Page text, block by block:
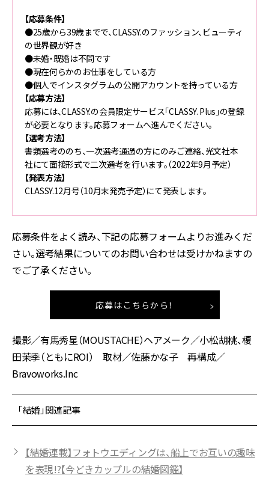
【応募条件】
●25歳から39歳までで、CLASSY.のファッション、ビューティ
の世界観が好き
●未婚・既婚は不問です
●現在何らかのお仕事をしている方
●個人でインスタグラムの公開アカウントを持っている方
【応募方法】
応募には、CLASSY.の会員限定サービス「CLASSY. Plus」の登録
が必要となります。応募フォームへ進んでください。
【選考方法】
書類選考ののち、一次選考通過の方にのみご連絡、光文社本
社にて面接形式で二次選考を行います。（2022年9月予定）
【発表方法】
CLASSY.12月号（10月末発売予定）にて発表します。
応募条件をよく読み、下記の応募フォームよりお進みくだ
さい。選考結果についてのお問い合わせは受けかねますの
でご了承ください。
応募はこちらから！
撮影／有馬秀星（MOUSTACHE）ヘアメーク／小松胡桃、榎
田茉季（ともにROI） 取材／佐藤かな子 再構成／
Bravoworks.Inc
「結婚」関連記事
【結婚連載】フォトウエディングは、船上でお互いの趣味
を表現!?【今どきカップルの結婚図鑑】